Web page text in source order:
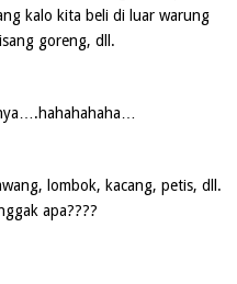
kalo kita beli di luar warung
goreng, dll.
lombok, kacang, petis, dll.
apa????